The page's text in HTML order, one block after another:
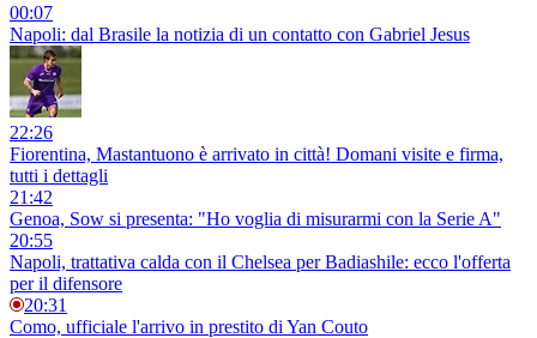
00:07
Napoli: dal Brasile la notizia di un contatto con Gabriel Jesus
22:26
Fiorentina, Mastantuono è arrivato in città! Domani visite e firma,
tutti i dettagli
21:42
Genoa, Sow si presenta: "Ho voglia di misurarmi con la Serie A"
20:55
Napoli, trattativa calda con il Chelsea per Badiashile: ecco l'offerta
per il difensore
20:31
Como, ufficiale l'arrivo in prestito di Yan Couto